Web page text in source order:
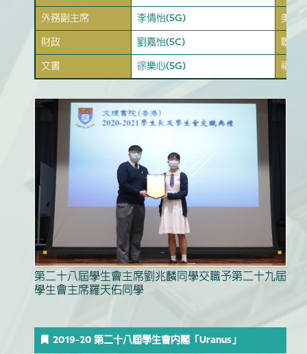
外務副主席 李倩怡(5G) 美術
財政 劉嘉怡(5C) 聯絡
文書 徐樂心(5G) 福利
第二十八屆學生會主席劉兆麟同學交職予第二十九屆
學生會主席羅天佑同學
2019-20 第二十八屆學生會內閣「Uranus」